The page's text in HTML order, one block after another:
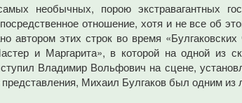
необычных, порою экстравагантных
отношение, хотя и не все об
автором этих строк во время
и Маргарита», в которой на одной из
Владимир Вольфович на сцене,
Михаил Булгаков был одним